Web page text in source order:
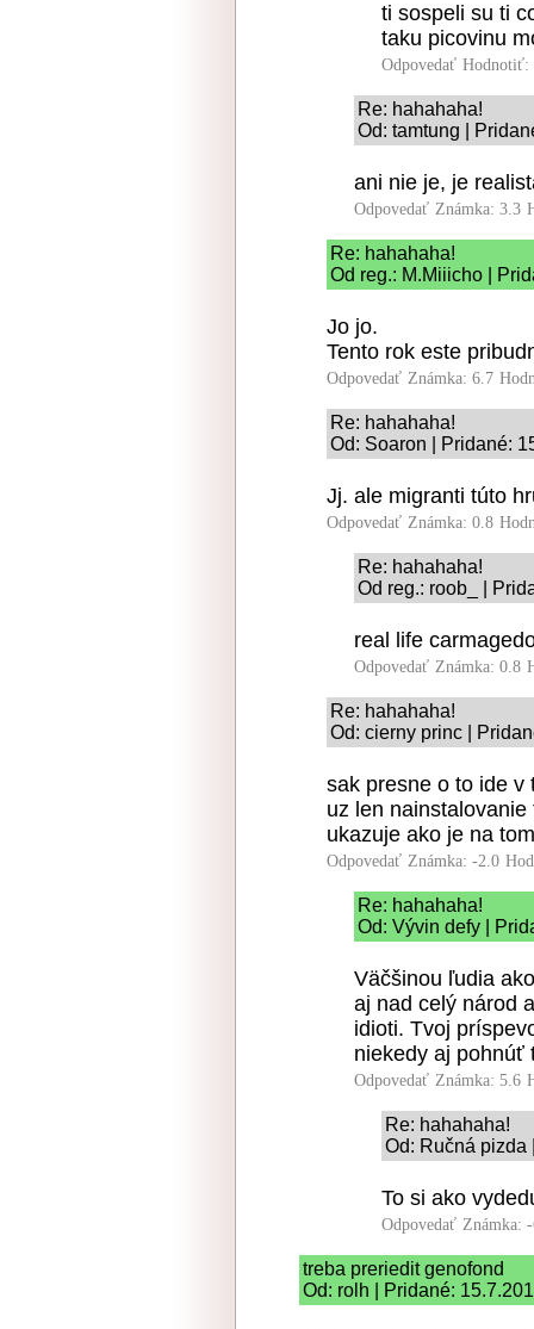
ti sospeli su ti
taku picovinu
Odpovedať Hodnotiť:
Re: hahahaha!
Od: tamtung |
ani nie je, je
Odpovedať Známka: 3.3
Re: hahahaha!
Od reg.: M.Miiicho |
Jo jo.
Tento rok este
Odpovedať Známka: 6.7
Re: hahahaha!
Od: Soaron | Pridané:
Jj. ale migranti túto
Odpovedať Známka: 0.8
Re: hahahaha!
Od reg.: roob_ |
real life
Odpovedať Známka: 0.8
Re: hahahaha!
Od: cierny princ |
sak presne o to ide v
uz len
ukazuje ako je na
Odpovedať Známka: -2.0
Re: hahahaha!
Od: Vývin defy |
Väčšinou ľudia
aj nad celý národ
idioti. Tvoj
niekedy aj pohnúť
Odpovedať Známka: 5.6
Re: hahahaha!
Od: Ručná pizda
To si ako
Odpovedať Známka:
treba preriedit genofond
Od: rolh | Pridané: